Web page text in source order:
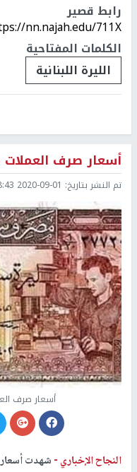
رابط قصير
nn.najah.edu/711X/
الكلمات المفتاحية
الليرة اللبنانية
أسعار صرف العملات
تم النشر بتاريخ: 2020-09-01 08:43
أسعار صرف
النجاح الإخباري -شهدت أسعار